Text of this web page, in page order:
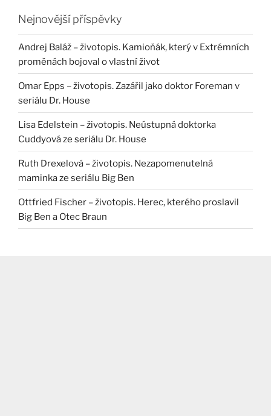
Nejnovější příspěvky
Andrej Baláž – životopis. Kamioňák, který v Extrémních
proměnách bojoval o vlastní život
Omar Epps – životopis. Zazářil jako doktor Foreman v
seriálu Dr. House
Lisa Edelstein – životopis. Neústupná doktorka
Cuddyová ze seriálu Dr. House
Ruth Drexelová – životopis. Nezapomenutelná
maminka ze seriálu Big Ben
Ottfried Fischer – životopis. Herec, kterého proslavil
Big Ben a Otec Braun